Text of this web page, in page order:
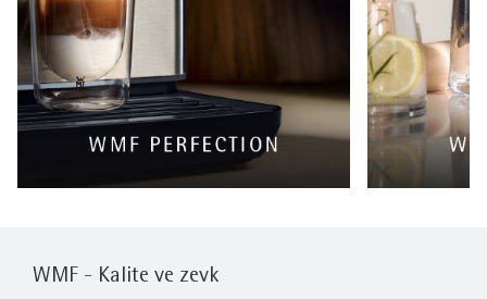
WMF - Kalite ve zevk